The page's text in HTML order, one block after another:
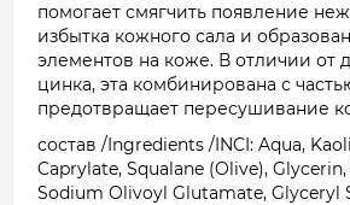
помогает смягчить появление
избытка кожного сала и
элементов на коже. В отличии от
цинка, эта комбинирована с
предотвращает пересушивание
состав /Ingredients /INCI: Aqua,
Caprylate, Squalane (Olive),
Sodium Olivoyl Glutamate, Glyceryl